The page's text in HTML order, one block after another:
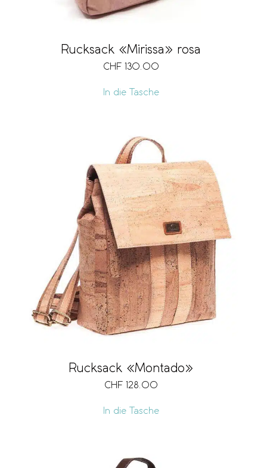
Rucksack «Mirissa» rosa
CHF 130.00
In die Tasche
Rucksack «Montado»
CHF 128.00
In die Tasche